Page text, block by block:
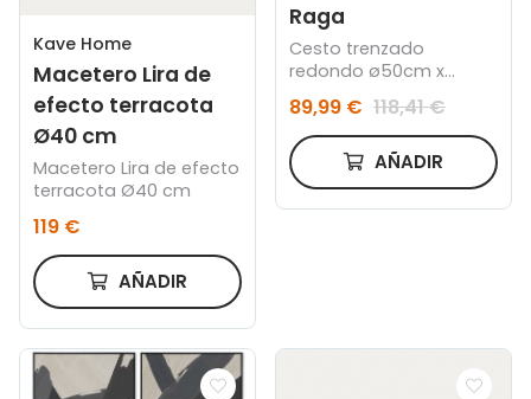
Kave Home
Macetero Lira de
efecto terracota
Ø40 cm
Macetero Lira de efecto
terracota Ø40 cm
119 €
AÑADIR
Raga
Cesto trenzado
redondo ø50cm x
89,99 € 118,41 €
AÑADIR